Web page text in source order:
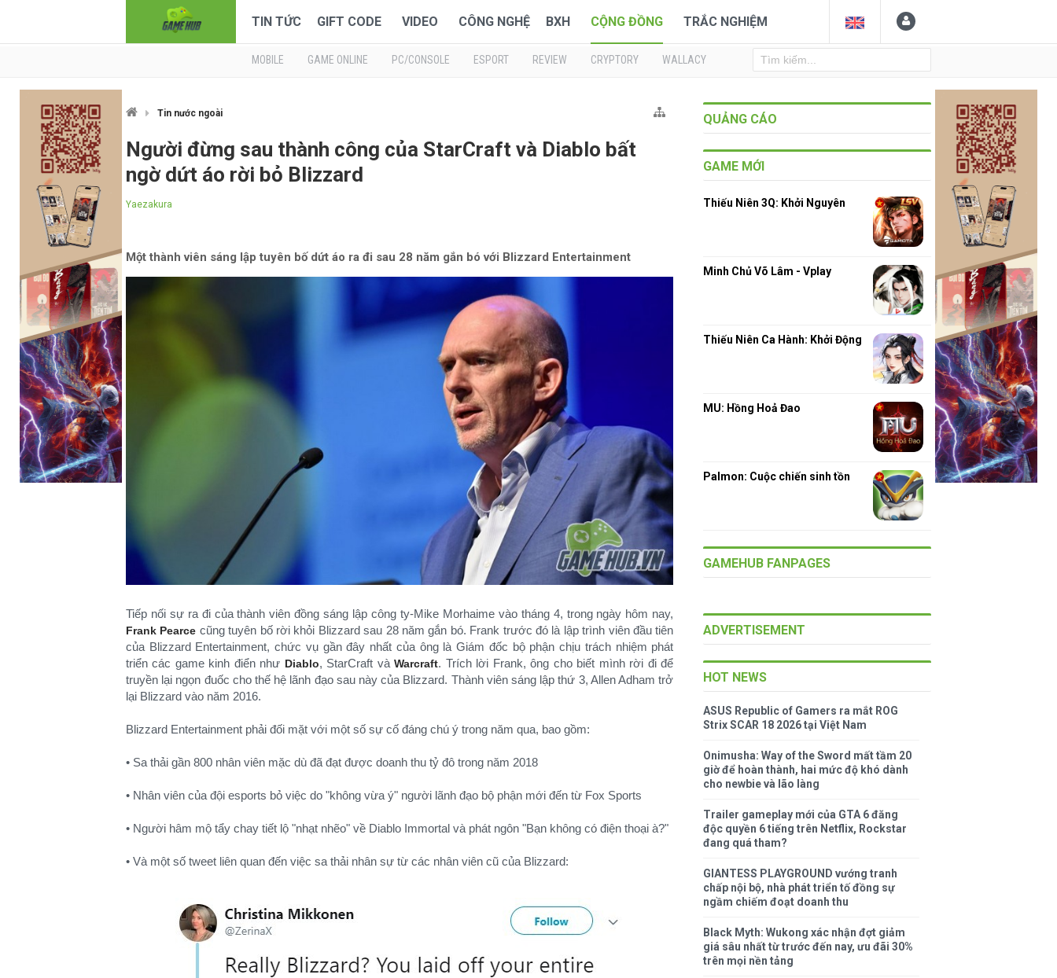
TIN TỨC GIFT CODE VIDEO CÔNG NGHỆ BXH CỘNG ĐỒNG TRẮC NGHIỆM
MOBILE GAME ONLINE PC/CONSOLE ESPORT REVIEW CRYPTORY WALLACY
Tin nước ngoài
Người đừng sau thành công của StarCraft và Diablo bất
ngờ dứt áo rời bỏ Blizzard
Yaezakura
Một thành viên sáng lập tuyên bố dứt áo ra đi sau 28 năm gắn bó với Blizzard Entertainment
Tiếp nối sự ra đi của thành viên đồng sáng lập công ty-Mike Morhaime vào tháng 4, trong ngày hôm nay,
Frank Pearce cũng tuyên bố rời khỏi Blizzard sau 28 năm gắn bó. Frank trước đó là lập trình viên đầu tiên
của Blizzard Entertainment, chức vụ gần đây nhất của ông là Giám đốc bộ phận chịu trách nhiệm phát
triển các game kinh điển như Diablo, StarCraft vàWarcraft. Trích lời Frank, ông cho biết mình rời đi để
truyền lại ngọn đuốc cho thế hệ lãnh đạo sau này của Blizzard. Thành viên sáng lập thứ 3, Allen Adham trở
lại Blizzard vào năm 2016.
Blizzard Entertainment phải đối mặt với một số sự cố đáng chú ý trong năm qua, bao gồm:
• Sa thải gần 800 nhân viên mặc dù đã đạt được doanh thu tỷ đô trong năm 2018
• Nhân viên của đội esports bỏ việc do "không vừa ý" người lãnh đạo bộ phận mới đến từ Fox Sports
• Người hâm mộ tẩy chay tiết lộ "nhạt nhẽo" về Diablo Immortal và phát ngôn "Bạn không có điện thoại à?"
• Và một số tweet liên quan đến việc sa thải nhân sự từ các nhân viên cũ của Blizzard:
QUẢNG CÁO
GAME MỚI
Thiếu Niên 3Q: Khởi Nguyên
Minh Chủ Võ Lâm - Vplay
Thiếu Niên Ca Hành: Khởi Động
MU: Hồng Hoả Đao
Palmon: Cuộc chiến sinh tồn
GAMEHUB FANPAGES
ADVERTISEMENT
HOT NEWS
ASUS Republic of Gamers ra mắt ROG
Strix SCAR 18 2026 tại Việt Nam
Onimusha: Way of the Sword mất tầm 20
giờ để hoàn thành, hai mức độ khó dành
cho newbie và lão làng
Trailer gameplay mới của GTA 6 đăng
độc quyền 6 tiếng trên Netflix, Rockstar
đang quá tham?
GIANTESS PLAYGROUND vướng tranh
chấp nội bộ, nhà phát triển tố đồng sự
ngầm chiếm đoạt doanh thu
Black Myth: Wukong xác nhận đợt giảm
giá sâu nhất từ trước đến nay, ưu đãi 30%
trên mọi nền tảng